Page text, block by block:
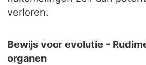
verloren.
Bewijs voor evolutie -
organen